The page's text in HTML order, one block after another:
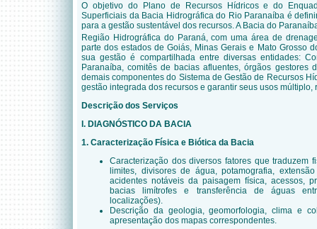
O objetivo do Plano de Recursos Hídricos e do
Superficiais da Bacia Hidrográfica do Rio Paranaíba é
para a gestão sustentável dos recursos. A Bacia do
Região Hidrográfica do Paraná, com uma área de
parte dos estados de Goiás, Minas Gerais e Mato Grosso
sua gestão é compartilhada entre diversas entidades:
Paranaíba, comitês de bacias afluentes, órgãos gestores
demais componentes do Sistema de Gestão de Recursos
gestão integrada dos recursos e garantir seus usos múltiplo,
Descrição dos Serviços
I. DIAGNÓSTICO DA BACIA
1. Caracterização Física e Biótica da Bacia
Caracterização dos diversos fatores que traduzem
limites, divisores de água, potamografia,
acidentes notáveis da paisagem física, acessos,
bacias limítrofes e transferência de águas
localizações).
Descrição da geologia, geomorfologia, clima e
apresentação dos mapas correspondentes.